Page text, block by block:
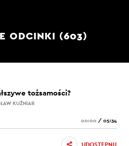
ODCINKI (603)
tożsamości?
KUŹNIAR
00:00 / 05:34